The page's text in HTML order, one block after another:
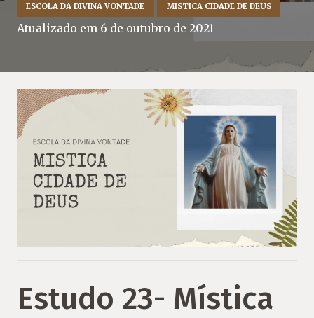
ESCOLA DA DIVINA VONTADE MISTICA CIDADE DE DEUS
Atualizado em 6 de outubro de 2021
Estudo 23- Mística